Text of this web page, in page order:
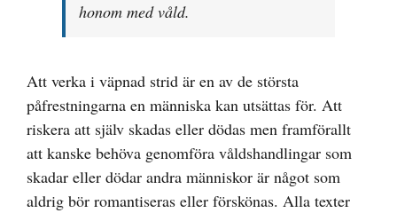
honom med våld.
Att verka i väpnad strid är en av de största
påfrestningarna en människa kan utsättas för. Att
riskera att själv skadas eller dödas men framförallt
att kanske behöva genomföra våldshandlingar som
skadar eller dödar andra människor är något som
aldrig bör romantiseras eller förskönas. Alla texter